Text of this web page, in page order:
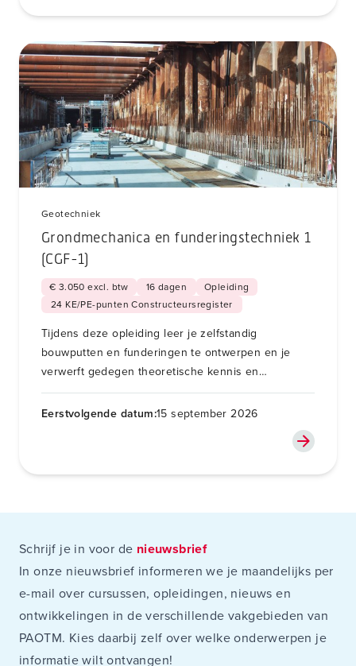
Geotechniek
Grondmechanica en funderingstechniek 1
(CGF-1)
€ 3.050 excl. btw 16 dagen
Opleiding
24 KE/PE-punten Constructeursregister
Tijdens deze opleiding leer je zelfstandig
bouwputten en funderingen te ontwerpen en je
verwerft gedegen theoretische kennis en
ontwerpvaardigheid in de grondmechanica en
funderingstechniek.
Eerstvolgende datum:15 september 2026
Schrijf je in voor de nieuwsbrief
In onze nieuwsbrief informeren we je maandelijks per
e-mail over cursussen, opleidingen, nieuws en
ontwikkelingen in de verschillende vakgebieden van
PAOTM. Kies daarbij zelf over welke onderwerpen je
informatie wilt ontvangen!